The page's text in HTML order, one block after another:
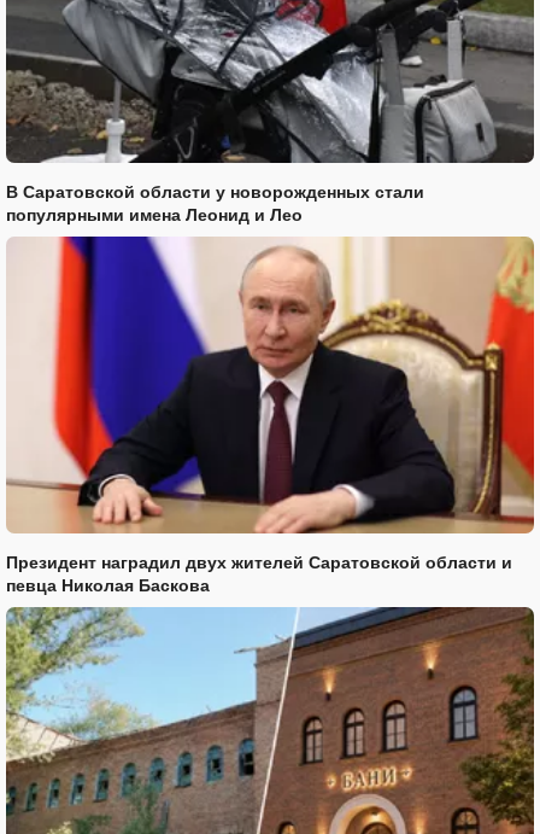
В Саратовской области у новорожденных стали
популярными имена Леонид и Лео
Президент наградил двух жителей Саратовской области и
певца Николая Баскова